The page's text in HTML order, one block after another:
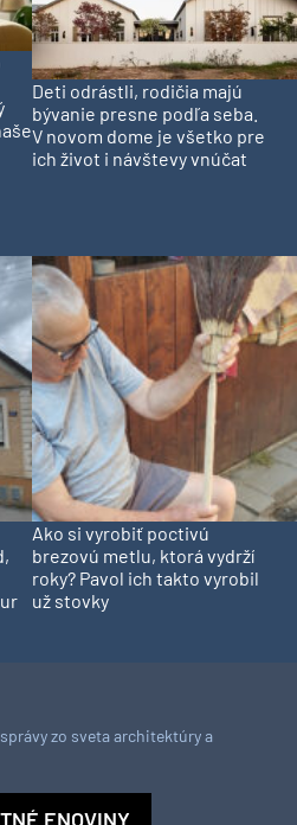
Deti odrástli, rodičia majú
bývanie presne podľa seba.
V novom dome je všetko pre
ich život i návštevy vnúčat
Ako si vyrobiť poctivú
brezovú metlu, ktorá vydrží
roky? Pavol ich takto vyrobil
už stovky
zo sveta architektúry a
ENOVINY